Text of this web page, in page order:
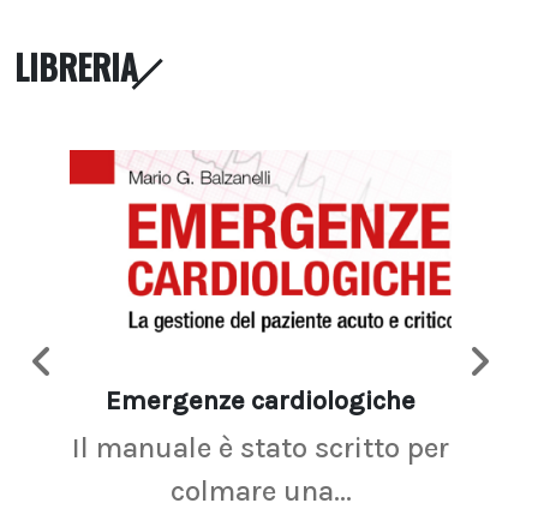
LIBRERIA
Emergenze cardiologiche
Il manuale è stato scritto per
colmare una...